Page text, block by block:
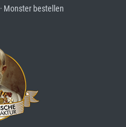
· Monster bestellen